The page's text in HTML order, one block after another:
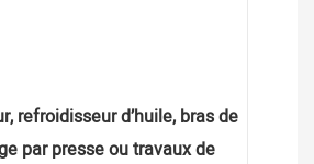
refroidisseur d’huile, bras de
par presse ou travaux de